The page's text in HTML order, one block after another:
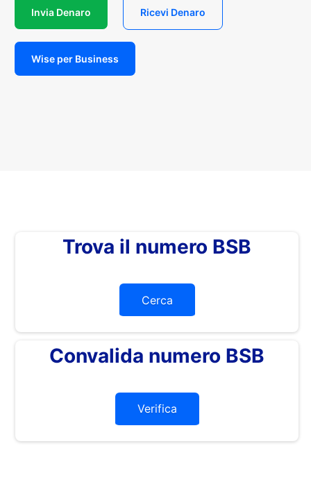
Invia Denaro Ricevi Denaro
Wise per Business
Trova il numero BSB
Cerca
Convalida numero BSB
Verifica